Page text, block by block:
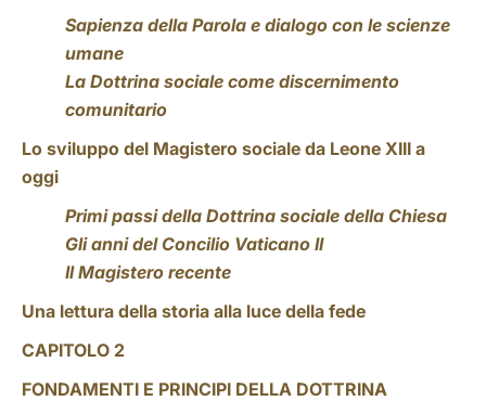
Sapienza della Parola e dialogo con le scienze
umane
La Dottrina sociale come discernimento
comunitario
Lo sviluppo del Magistero sociale da Leone XIII a
oggi
Primi passi della Dottrina sociale della Chiesa
Gli anni del Concilio Vaticano II
Il Magistero recente
Una lettura della storia alla luce della fede
CAPITOLO 2
FONDAMENTI E PRINCIPI DELLA DOTTRINA